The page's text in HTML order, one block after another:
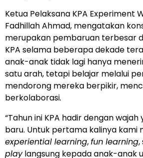
Ketua Pelaksana KPA Experiment
Fadhillah Ahmad, mengatakan
merupakan pembaruan terbesar
KPA selama beberapa dekade
anak-anak tidak lagi hanya
satu arah, tetapi belajar melalui
mendorong mereka berpikir,
berkolaborasi.
“Tahun ini KPA hadir dengan
baru. Untuk pertama kalinya kami
experiential learning,fun learning,
playlangsung kepada anak-anak